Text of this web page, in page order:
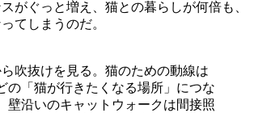
がぐっと増え、猫との暮らしが何倍も、
てしまうのだ。
吹抜けを見る。猫のための動線は
の「猫が行きたくなる場所」につな
壁沿いのキャットウォークは間接照